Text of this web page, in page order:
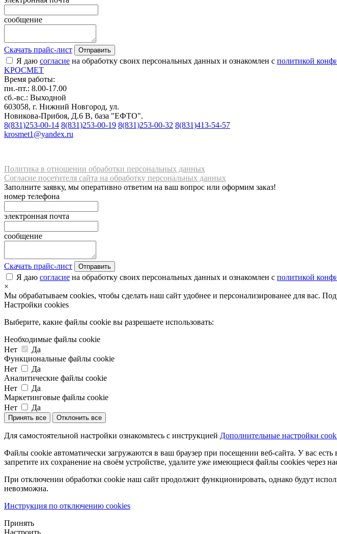
сообщение
Скачать прайс-лист Отправить
Я даю согласие на обработку своих персональных данных и ознакомлен с политикой
KРОСМЕТ
Время работы:
пн.-пт.: 8.00-17.00
сб.-вс.: Выходной
603058, г. Нижний Новгород, ул.
Новикова-Прибоя, Д.6 В, база "ЕФТО".
8(831)253-00-14 8(831)253-00-19 8(831)253-00-32 8(831)413-54-57
krosmet1@yandex.ru
Политика в отношении обработки персональных данных
Согласие посетителя сайта на обработку персональных данных
Заполните заявку, мы оперативно ответим на ваш вопрос или оформим заказ!
номер телефона
электронная почта
сообщение
Скачать прайс-лист Отправить
Я даю согласие на обработку своих персональных данных и ознакомлен с политикой
×
Мы обрабатываем cookies, чтобы сделать наш сайт удобнее и персонализированее для вас.
Настройки cookies
Выберите, какие файлы cookie вы разрешаете использовать:
Необходимые файлы cookie
Нет
Да
Функциональные файлы cookie
Нет
Да
Аналитические файлы cookie
Нет
Да
Маркетинговые файлы cookie
Нет
Да
Принять все Отклонить все
Для самостоятельной настройки ознакомьтесь с инструкцией Дополнительные настройки
Файлы cookie автоматически загружаются в ваш браузер при посещении веб-сайта. У вас
запретите их сохранение на своём устройстве, удалите уже имеющиеся файлы cookies через
При отключении обработки cookie наш сайт продолжит функционировать, однако будут
невозможна.
Инструкция по отключению cookies
Принять
Настроить